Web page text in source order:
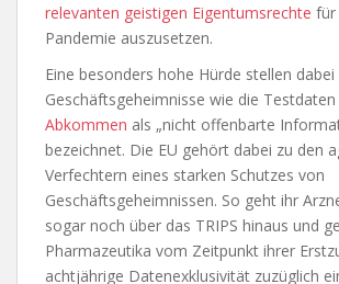
relevanten geistigen Eigentumsrechte für
Pandemie auszusetzen.
Eine besonders hohe Hürde stellen dabei
Geschäftsgeheimnisse wie die
Abkommen als „nicht offenbarte
bezeichnet. Die EU gehört dabei zu den
Verfechtern eines starken Schutzes von
Geschäftsgeheimnissen. So geht ihr
sogar noch über das TRIPS hinaus und
Pharmazeutika vom Zeitpunkt ihrer
achtjährige Datenexklusivität zuzüglich